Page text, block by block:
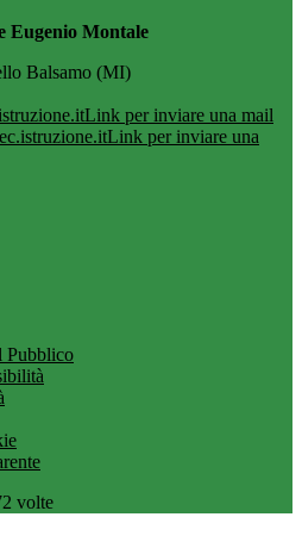
Eugenio Montale
Balsamo (MI)
Link per inviare una mail
Link per inviare una
Pubblico
volte